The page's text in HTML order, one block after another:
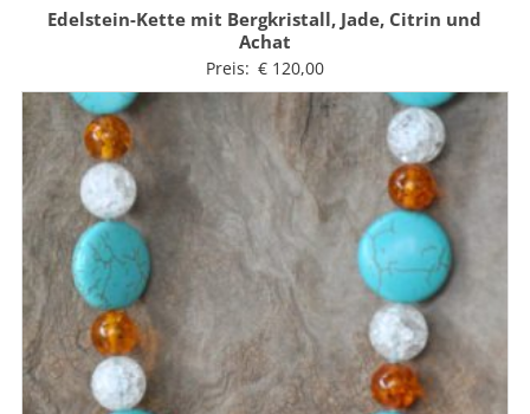
Edelstein-Kette mit Bergkristall, Jade, Citrin und
Achat
Preis: €120,00